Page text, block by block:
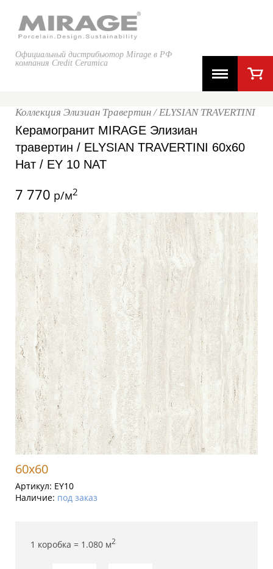
Официальный дистрибьютор Mirage в РФ
компания Credit Ceramica
Коллекция Элизиан Травертин / ELYSIAN TRAVERTINI
Керамогранит MIRAGE Элизиан
травертин / ELYSIAN TRAVERTINI 60x60
Нат / EY 10 NAT
7 770 р/м2
60x60
Артикул: EY10
Наличие: под заказ
1 коробка = 1.080 м2